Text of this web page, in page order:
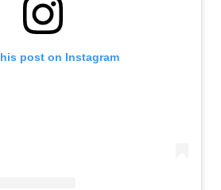
post on Instagram